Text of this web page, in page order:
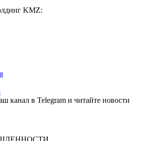
KMZ:
канал в Telegram и читайте новости